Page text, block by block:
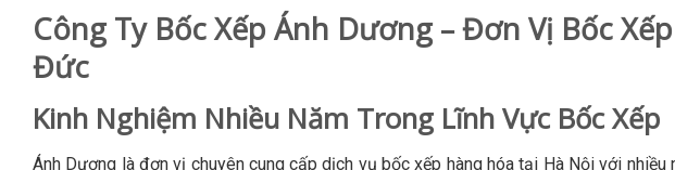
Công Ty Bốc Xếp Ánh Dương – Đơn Vị Bốc
Đức
Kinh Nghiệm Nhiều Năm Trong Lĩnh Vực Bốc Xếp
Ánh Dương là đơn vị chuyên cung cấp dịch vụ bốc xếp hàng hóa tại Hà Nội với